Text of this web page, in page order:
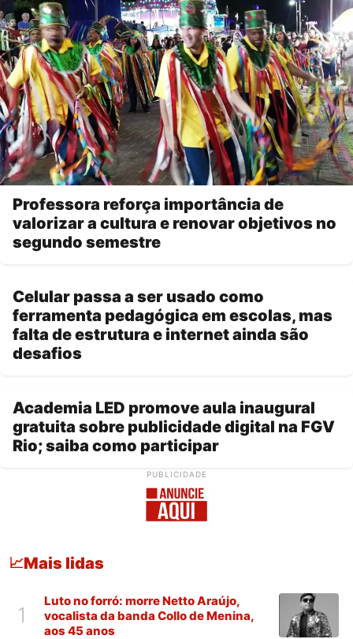
Professora reforça importância de
valorizar a cultura e renovar objetivos no
segundo semestre
Celular passa a ser usado como
ferramenta pedagógica em escolas, mas
falta de estrutura e internet ainda são
desafios
Academia LED promove aula inaugural
gratuita sobre publicidade digital na FGV
Rio; saiba como participar
PUBLICIDADE
📈Mais lidas
1
Luto no forró: morre Netto Araújo,
vocalista da banda Collo de Menina,
aos 45 anos